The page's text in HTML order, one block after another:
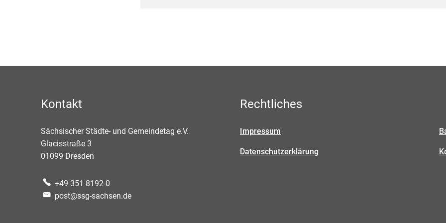
Kontakt
Sächsischer Städte- und Gemeindetag e.V.
Glacisstraße 3
01099 Dresden
+49 351 8192-0
post@ssg-sachsen.de
Rechtliches
Impressum
Datenschutzerklärung